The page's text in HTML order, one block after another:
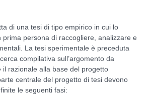
di una tesi di tipo empirico in cui lo
prima persona di raccogliere, analizzare e
La tesi sperimentale è preceduta
compilativa sull’argomento da
il razionale alla base del progetto
centrale del progetto di tesi devono
le seguenti fasi: